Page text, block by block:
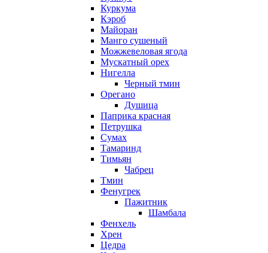
Куркума
Кэроб
Майоран
Манго сушеный
Можжевеловая ягода
Мускатный орех
Нигелла
Черный тмин
Орегано
Душица
Паприка красная
Петрушка
Сумах
Тамаринд
Тимьян
Чабрец
Тмин
Фенугрек
Пажитник
Шамбала
Фенхель
Хрен
Цедра